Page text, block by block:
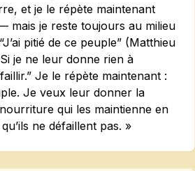
et je le répète maintenant
mais je reste toujours au milieu
pitié de ce peuple” (Matthieu
je ne leur donne rien à
Je le répète maintenant :
Je veux leur donner la
qui les maintienne en
ne défaillent pas. »